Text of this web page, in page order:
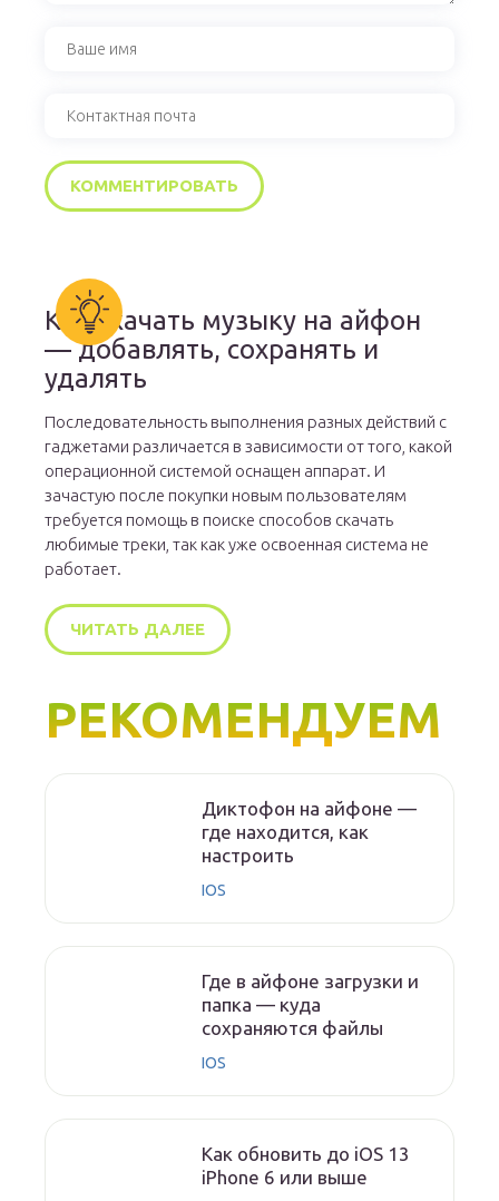
Как скачать музыку на айфон
— добавлять, сохранять и
удалять
Последовательность выполнения разных действий с
гаджетами различается в зависимости от того, какой
операционной системой оснащен аппарат. И
зачастую после покупки новым пользователям
требуется помощь в поиске способов скачать
любимые треки, так как уже освоенная система не
работает.
ЧИТАТЬ ДАЛЕЕ
РЕКОМЕНДУЕМ
Диктофон на айфоне —
где находится, как
настроить
IOS
Где в айфоне загрузки и
папка — куда
сохраняются файлы
IOS
Как обновить до iOS 13
iPhone 6 или выше